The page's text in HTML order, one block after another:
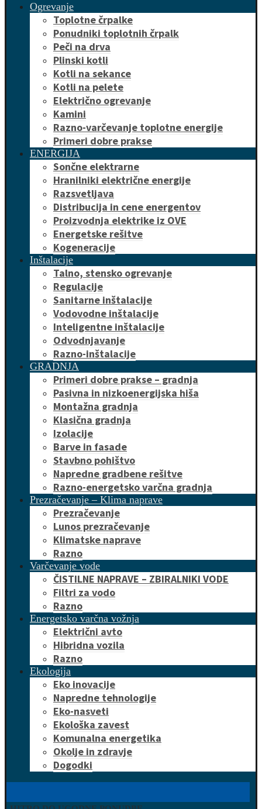
Ogrevanje
Toplotne črpalke
Ponudniki toplotnih črpalk
Peči na drva
Plinski kotli
Kotli na sekance
Kotli na pelete
Električno ogrevanje
Kamini
Razno-varčevanje toplotne energije
Primeri dobre prakse
ENERGIJA
Sončne elektrarne
Hranilniki električne energije
Razsvetljava
Distribucija in cene energentov
Proizvodnja elektrike iz OVE
Energetske rešitve
Kogeneracije
Inštalacije
Talno, stensko ogrevanje
Regulacije
Sanitarne inštalacije
Vodovodne inštalacije
Inteligentne inštalacije
Odvodnjavanje
Razno-inštalacije
GRADNJA
Primeri dobre prakse – gradnja
Pasivna in nizkoenergijska hiša
Montažna gradnja
Klasična gradnja
Izolacije
Barve in fasade
Stavbno pohištvo
Napredne gradbene rešitve
Razno-energetsko varčna gradnja
Prezračevanje – Klima naprave
Prezračevanje
Lunos prezračevanje
Klimatske naprave
Razno
Varčevanje vode
ČISTILNE NAPRAVE – ZBIRALNIKI VODE
Filtri za vodo
Razno
Energetsko varčna vožnja
Električni avto
Hibridna vozila
Razno
Ekologija
Eko inovacije
Napredne tehnologije
Eko-nasveti
Ekološka zavest
Komunalna energetika
Okolje in zdravje
Dogodki